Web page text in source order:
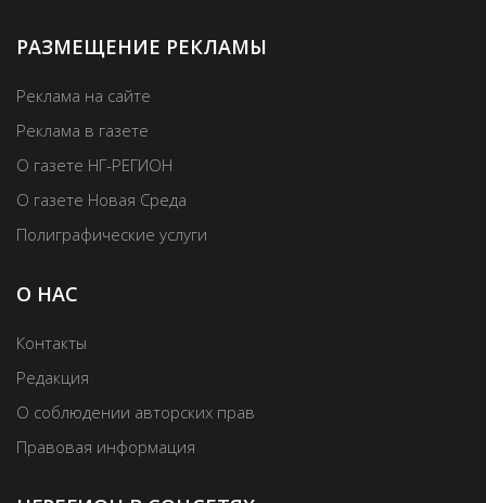
РАЗМЕЩЕНИЕ РЕКЛАМЫ
Реклама на сайте
Реклама в газете
О газете НГ-РЕГИОН
О газете Новая Среда
Полиграфические услуги
О НАС
Контакты
Редакция
О соблюдении авторских прав
Правовая информация